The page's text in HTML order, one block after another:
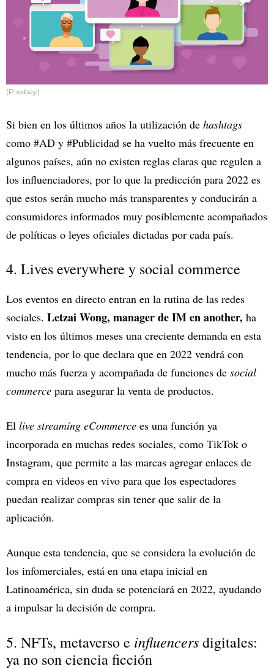
(Pixabay)
Si bien en los últimos años la utilización de hashtags
como #AD y #Publicidad se ha vuelto más frecuente en
algunos países, aún no existen reglas claras que regulen a
los influenciadores, por lo que la predicción para 2022 es
que estos serán mucho más transparentes y conducirán a
consumidores informados muy posiblemente acompañados
de políticas o leyes oficiales dictadas por cada país.
4. Lives everywhere y social commerce
Los eventos en directo entran en la rutina de las redes
sociales. Letzai Wong, manager de IM en another, ha
visto en los últimos meses una creciente demanda en esta
tendencia, por lo que declara que en 2022 vendrá con
mucho más fuerza y acompañada de funciones de social
commerce para asegurar la venta de productos.
El live streaming eCommerce es una función ya
incorporada en muchas redes sociales, como TikTok o
Instagram, que permite a las marcas agregar enlaces de
compra en videos en vivo para que los espectadores
puedan realizar compras sin tener que salir de la
aplicación.
Aunque esta tendencia, que se considera la evolución de
los infomerciales, está en una etapa inicial en
Latinoamérica, sin duda se potenciará en 2022, ayudando
a impulsar la decisión de compra.
5. NFTs, metaverso e influencersdigitales:
ya no son ciencia ficción